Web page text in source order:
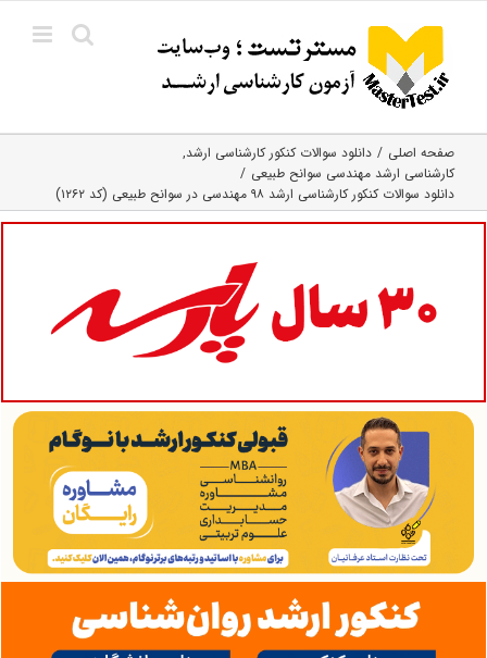
content
صفحه اصلی
دانلود سوالات کنکور کارشناسی ارشد
کارشناسی ارشد مهندسی سوانح طبیعی
دانلود سوالات کنکور کارشناسی ارشد ۹۸ مهندسی در سوانح طبیعی (کد ۱۲۶۲)